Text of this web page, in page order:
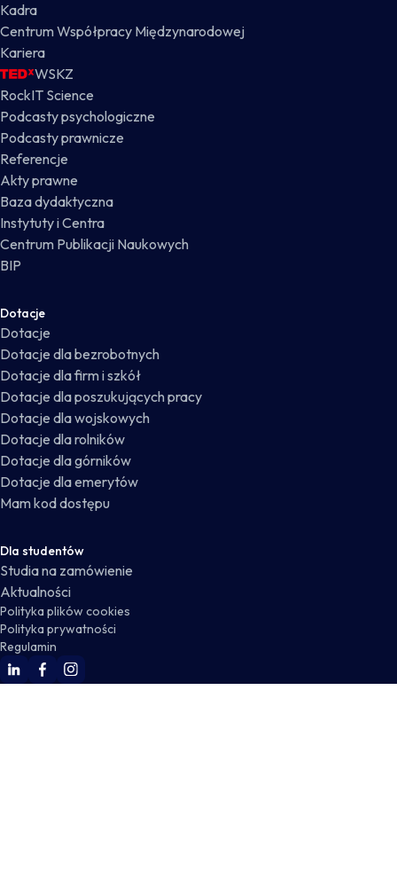
Kadra
Centrum Współpracy Międzynarodowej
Kariera
WSKZ
RockIT Science
Podcasty psychologiczne
Podcasty prawnicze
Referencje
Akty prawne
Baza dydaktyczna
Instytuty i Centra
Centrum Publikacji Naukowych
BIP
Dotacje
Dotacje
Dotacje dla bezrobotnych
Dotacje dla firm i szkół
Dotacje dla poszukujących pracy
Dotacje dla wojskowych
Dotacje dla rolników
Dotacje dla górników
Dotacje dla emerytów
Mam kod dostępu
Dla studentów
Studia na zamówienie
Aktualności
Polityka plików cookies
Polityka prywatności
Regulamin
WSKZ Linkedin
WSKZ Facebook
WSKZ Instagram